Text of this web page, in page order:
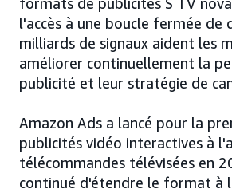
l'accès à une boucle fermée de
milliards de signaux aident les
améliorer continuellement la
publicité et leur stratégie de
Amazon Ads a lancé pour la
publicités vidéo interactives à
télécommandes télévisées en
continué d'étendre le format à